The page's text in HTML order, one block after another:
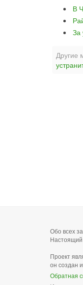
В
За
Другие
Обо всех
Проект
он создан
Обратная